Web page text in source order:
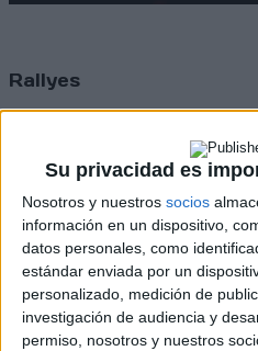
Su privacidad es
Nosotros y nuestros socios
información en un dispositivo,
datos personales, como
estándar enviada por un
personalizado, medición de
investigación de audiencia y
permiso, nosotros y nuestros
Rallyes
ERC
CERA
CERT
Internacionales
Campeonatos
Históricos
Dakar
RallyCross